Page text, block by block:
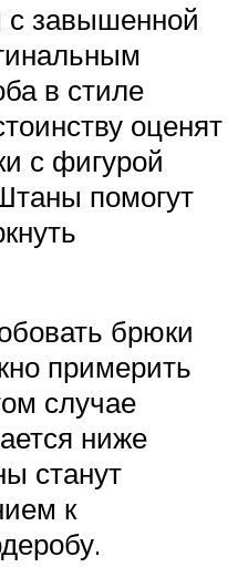
завышенной
в стиле
оценят
с фигурой
помогут
брюки
примерить
случае
ниже
станут
к